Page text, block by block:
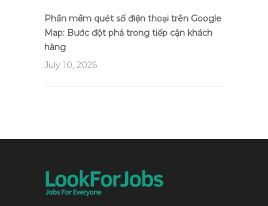
Phần mềm quét số điện thoại trên Google
Map: Bước đột phá trong tiếp cận khách
hàng
July 10, 2026